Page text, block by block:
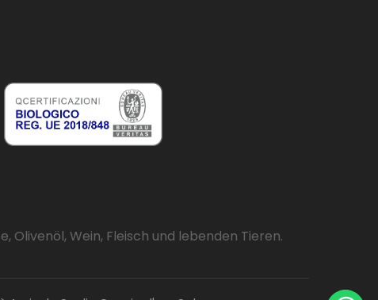
Wein, Fleisch und lebenden Tieren.